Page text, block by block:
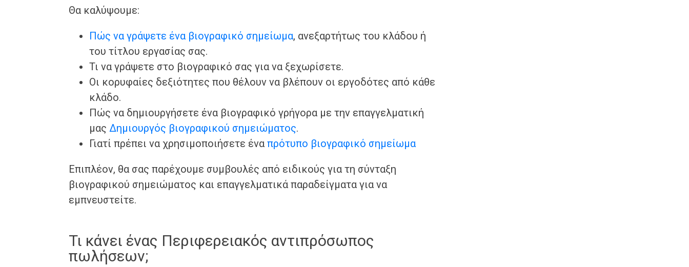
Θα καλύψουμε:
Πώς να γράψετε ένα βιογραφικό σημείωμα, ανεξαρτήτως του κλάδου ή
του τίτλου εργασίας σας.
Τι να γράψετε στο βιογραφικό σας για να ξεχωρίσετε.
Οι κορυφαίες δεξιότητες που θέλουν να βλέπουν οι εργοδότες από κάθε
κλάδο.
Πώς να δημιουργήσετε ένα βιογραφικό γρήγορα με την επαγγελματική
μαςΔημιουργός βιογραφικού σημειώματος.
Γιατί πρέπει να χρησιμοποιήσετε έναπρότυπο βιογραφικό σημείωμα
Επιπλέον, θα σας παρέχουμε συμβουλές από ειδικούς για τη σύνταξη
βιογραφικού σημειώματος και επαγγελματικά παραδείγματα για να
εμπνευστείτε.
Τι κάνει ένας Περιφερειακός αντιπρόσωπος
πωλήσεων;